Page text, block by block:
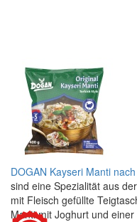
DOGAN Kayseri Manti
sind eine Spezialität aus
mit Fleisch gefüllte
Manti mit Joghurt und